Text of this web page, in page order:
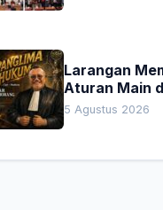
Larangan
Aturan Main
Penegak
5 Agustus 2026